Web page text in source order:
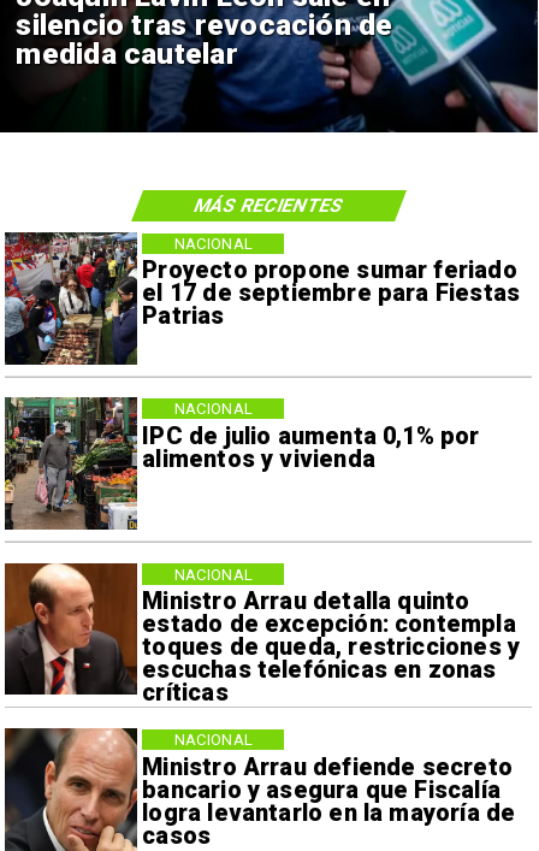
silencio tras revocación de
medida cautelar
Proyecto propone sumar feriado
el 17 de septiembre para Fiestas
Patrias
NACIONAL
IPC de julio aumenta 0,1% por
alimentos y vivienda
NACIONAL
Ministro Arrau detalla quinto
estado de excepción: contempla
toques de queda, restricciones y
escuchas telefónicas en zonas
críticas
NACIONAL
Ministro Arrau defiende secreto
bancario y asegura que Fiscalía
logra levantarlo en la mayoría de
casos
NACIONAL
MÁS RECIENTES